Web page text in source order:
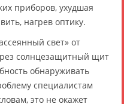
приборов, ухудшая
нагрев оптику.
свет» от
солнцезащитный щит
обнаруживать
специалистам
это не окажет